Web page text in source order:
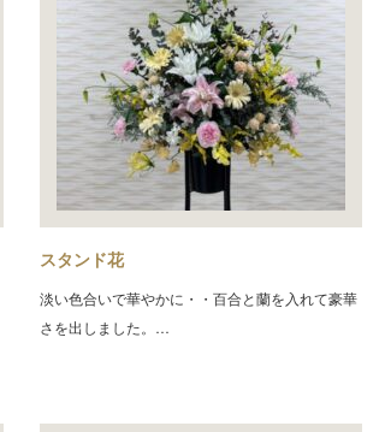
スタンド花
淡い色合いで華やかに・・百合と蘭を入れて豪華
さを出しました。…